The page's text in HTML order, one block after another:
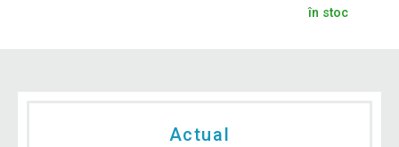
în stoc
Actual